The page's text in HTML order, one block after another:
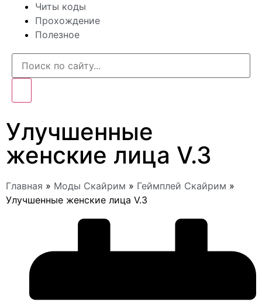
Читы коды
Прохождение
Полезное
Улучшенные
женские лица V.3
Главная » Моды Скайрим » Геймплей Скайрим »
Улучшенные женские лица V.3